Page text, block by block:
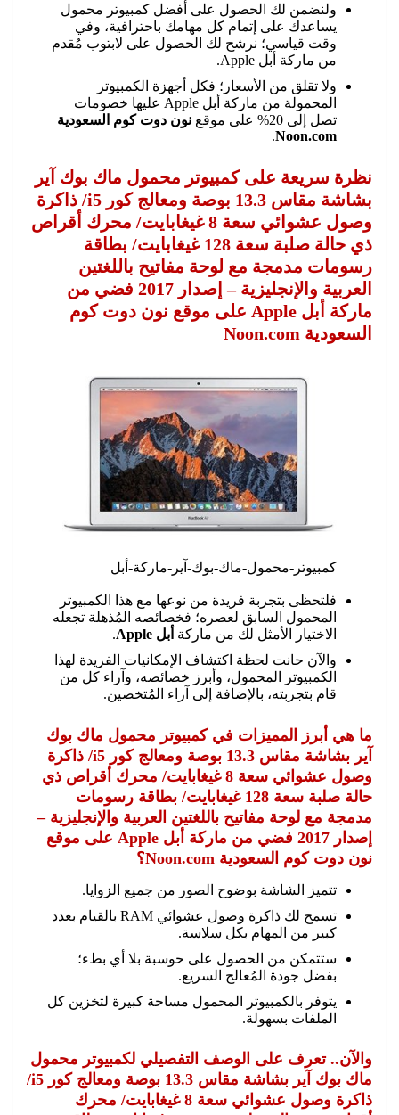
ولنضمن لك الحصول على أفضل كمبيوتر محمول
يساعدك على إتمام كل مهامك باحترافية، وفي
وقت قياسي؛ نرشح لك الحصول على لابتوب مُقدم
من ماركة أبل Apple.
ولا تقلق من الأسعار؛ فكل أجهزة الكمبيوتر
المحمولة من ماركة أبل Apple عليها خصومات
تصل إلى 20% على موقع
نون دوت كوم السعودية
Noon.com
.
نظرة سريعة على كمبيوتر محمول ماك بوك آير
بشاشة مقاس 13.3 بوصة ومعالج كور i5/ ذاكرة
وصول عشوائي سعة 8 غيغابايت/ محرك أقراص
ذي حالة صلبة سعة 128 غيغابايت/ بطاقة
رسومات مدمجة مع لوحة مفاتيح باللغتين
العربية والإنجليزية – إصدار 2017 فضي من
ماركة أبل Apple على موقع نون دوت كوم
السعودية Noon.com
كمبيوتر-محمول-ماك-بوك-آير-ماركة-أبل
فلتحظى بتجربة فريدة من نوعها مع هذا الكمبيوتر
المحمول السابق لعصره؛ فخصائصه المُذهلة تجعله
الاختيار الأمثل لك من ماركة أبل Apple
.
والآن حانت لحظة اكتشاف الإمكانيات الفريدة لهذا
الكمبيوتر المحمول، وأبرز خصائصه، وآراء كل من
قام بتجربته، بالإضافة إلى آراء المُتخصين.
ما هي أبرز المميزات في كمبيوتر محمول ماك بوك
آير بشاشة مقاس 13.3 بوصة ومعالج كور i5/ ذاكرة
وصول عشوائي سعة 8 غيغابايت/ محرك أقراص ذي
حالة صلبة سعة 128 غيغابايت/ بطاقة رسومات
مدمجة مع لوحة مفاتيح باللغتين العربية والإنجليزية –
إصدار 2017 فضي من ماركة أبل Apple على موقع
نون دوت كوم السعودية Noon.com؟
تتميز الشاشة بوضوح الصور من جميع الزوايا.
تسمح لك ذاكرة وصول عشوائي RAM بالقيام بعدد
كبير من المهام بكل سلاسة.
ستتمكن من الحصول على حوسبة بلا أي بطء؛
بفضل جودة المُعالج السريع.
يتوفر بالكمبيوتر المحمول مساحة كبيرة لتخزين كل
الملفات بسهولة.
والآن.. تعرف على الوصف التفصيلي لكمبيوتر محمول
ماك بوك آير بشاشة مقاس 13.3 بوصة ومعالج كور i5/
ذاكرة وصول عشوائي سعة 8 غيغابايت/ محرك